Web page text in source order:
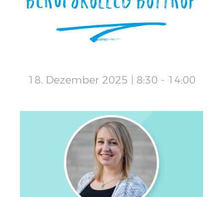
18. Dezember 2025 | 8:30 - 14:00